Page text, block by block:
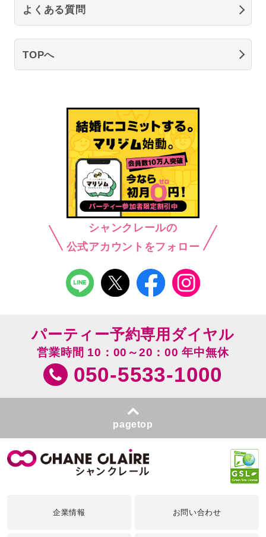
よくある質問
TOPへ
シャンクレールの
公式アカウントをフォロー
パーティー予約専用ダイヤル
営業時間 10：00～20：00 年中無休
050-5533-1000
pagetop
企業情報 お問い合わせ